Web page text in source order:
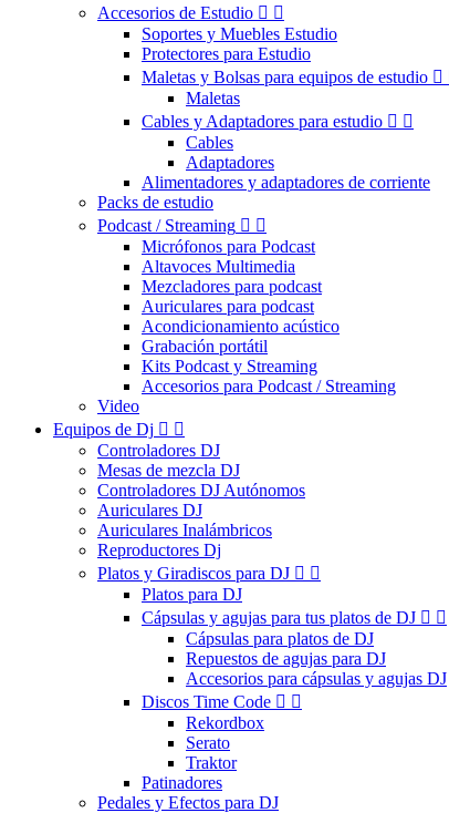
Accesorios de Estudio  
Soportes y Muebles Estudio
Protectores para Estudio
Maletas y Bolsas para equipos de estudio 
Maletas
Cables y Adaptadores para estudio  
Cables
Adaptadores
Alimentadores y adaptadores de corriente
Packs de estudio
Podcast / Streaming  
Micrófonos para Podcast
Altavoces Multimedia
Mezcladores para podcast
Auriculares para podcast
Acondicionamiento acústico
Grabación portátil
Kits Podcast y Streaming
Accesorios para Podcast / Streaming
Video
Equipos de Dj  
Controladores DJ
Mesas de mezcla DJ
Controladores DJ Autónomos
Auriculares DJ
Auriculares Inalámbricos
Reproductores Dj
Platos y Giradiscos para DJ  
Platos para DJ
Cápsulas y agujas para tus platos de DJ  
Cápsulas para platos de DJ
Repuestos de agujas para DJ
Accesorios para cápsulas y agujas DJ
Discos Time Code  
Rekordbox
Serato
Traktor
Patinadores
Pedales y Efectos para DJ